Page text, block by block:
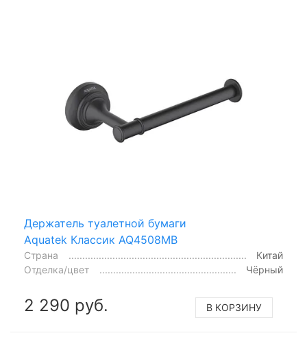
Держатель туалетной бумаги
Aquatek Классик AQ4508MB
Страна
Китай
Отделка/цвет
Чёрный
2 290 руб. В КОРЗИНУ